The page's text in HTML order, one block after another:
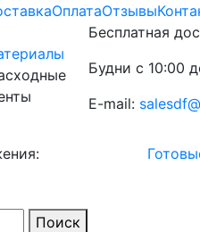
ОплатаОтзывы
Бесплатная
Будни с 10:00
E-mail:
Поиск